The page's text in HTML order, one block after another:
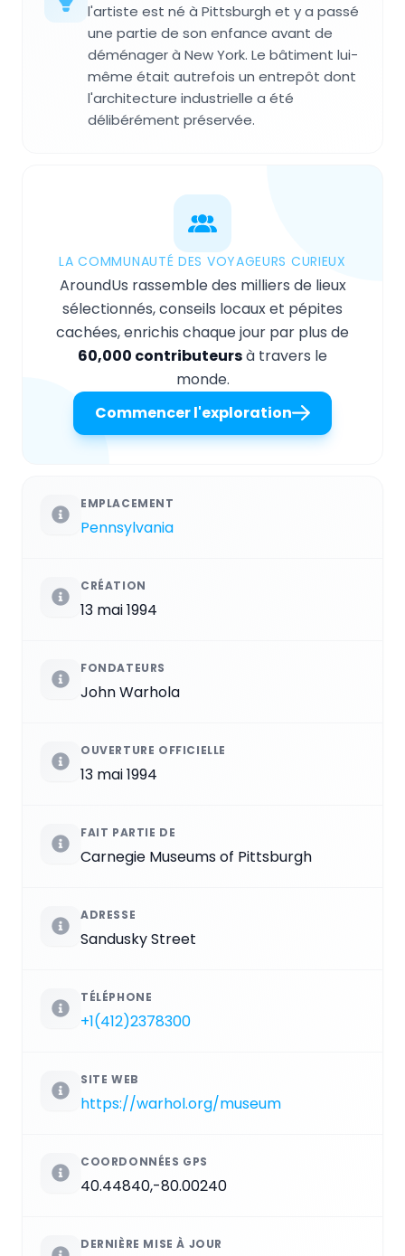
l'artiste est né à Pittsburgh et y a passé
une partie de son enfance avant de
déménager à New York. Le bâtiment lui-
même était autrefois un entrepôt dont
l'architecture industrielle a été
délibérément préservée.
LA COMMUNAUTÉ DES VOYAGEURS CURIEUX
AroundUs rassemble des milliers de lieux
sélectionnés, conseils locaux et pépites
cachées, enrichis chaque jour par plus de
60,000 contributeursà travers le
monde.
Commencer l'exploration
EMPLACEMENT
Pennsylvania
CRÉATION
13 mai 1994
FONDATEURS
John Warhola
OUVERTURE OFFICIELLE
13 mai 1994
FAIT PARTIE DE
Carnegie Museums of Pittsburgh
ADRESSE
Sandusky Street
TÉLÉPHONE
+1(412)2378300
SITE WEB
https://warhol.org/museum
COORDONNÉES GPS
40.44840,-80.00240
DERNIÈRE MISE À JOUR